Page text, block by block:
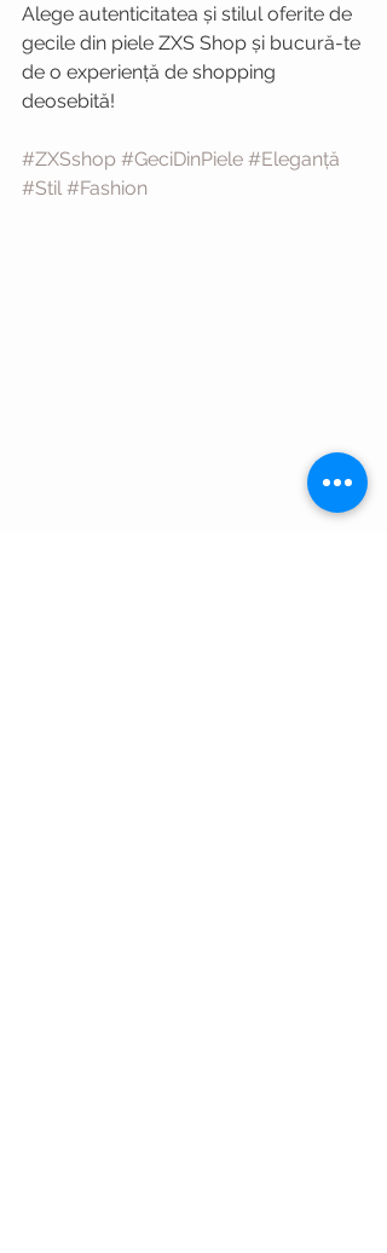
Alege autenticitatea și stilul oferite de
gecile din piele ZXS Shop și bucură-te
de o experiență de shopping
deosebită!
#ZXSshop #GeciDinPiele #Eleganță
#Stil #Fashion